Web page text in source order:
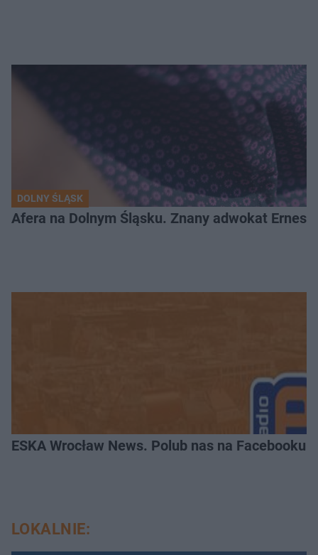
DOLNY ŚLĄSK
Afera na Dolnym Śląsku. Znany adwokat Ernest
ESKA Wrocław News. Polub nas na Facebooku!
LOKALNIE: